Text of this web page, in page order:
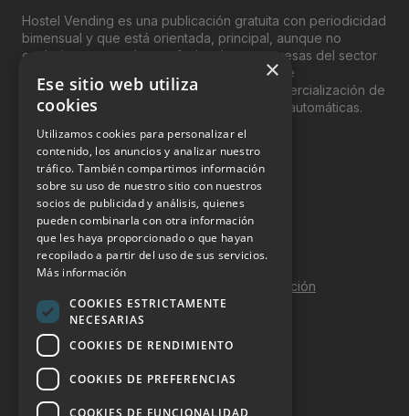
Hostel Vending es una publicación gratuita con periodicidad
bimensual y que está orientada, principal, aunque no
exclusivamente, a los profesionales y empresas del sector
del “Vending”; nombre con el que se conoce
genéricamente entre profesionales a la comercialización de
productos y servicios a través de máquinas automáticas.
INFORMACIÓN LEGAL
Aviso Legal
Política de Privacidad
Política de Cookies
Política de calidad y seguridad de la información
Contacto
DOSSIER Y CONTRATACIÓN
×
Ese sitio web utiliza
cookies
Utilizamos cookies para personalizar el
contenido, los anuncios y analizar nuestro
tráfico. También compartimos información
sobre su uso de nuestro sitio con nuestros
socios de publicidad y análisis, quienes
pueden combinarla con otra información
que les haya proporcionado o que hayan
recopilado a partir del uso de sus servicios.
Más información
COOKIES ESTRICTAMENTE
NECESARIAS
COOKIES DE RENDIMIENTO
COOKIES DE PREFERENCIAS
COOKIES DE FUNCIONALIDAD